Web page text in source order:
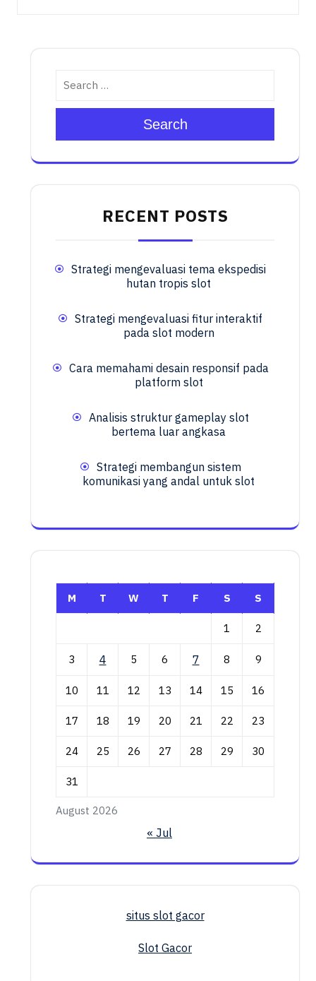
Search
RECENT POSTS
Strategi mengevaluasi tema ekspedisi
hutan tropis slot
Strategi mengevaluasi fitur interaktif
pada slot modern
Cara memahami desain responsif pada
platform slot
Analisis struktur gameplay slot
bertema luar angkasa
Strategi membangun sistem
komunikasi yang andal untuk slot
August 2026
M T W T F S S
1 2
3 4 5 6 7 8 9
10 11 12 13 14 15 16
17 18 19 20 21 22 23
24 25 26 27 28 29 30
31
« Jul
situs slot gacor
Slot Gacor